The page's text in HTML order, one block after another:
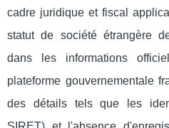
cadre juridique et fiscal
statut de société étrangère
dans les informations
plateforme gouvernementale
des détails tels que les